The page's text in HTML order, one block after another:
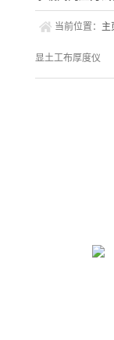
当前位置： 主
显土工布厚度仪